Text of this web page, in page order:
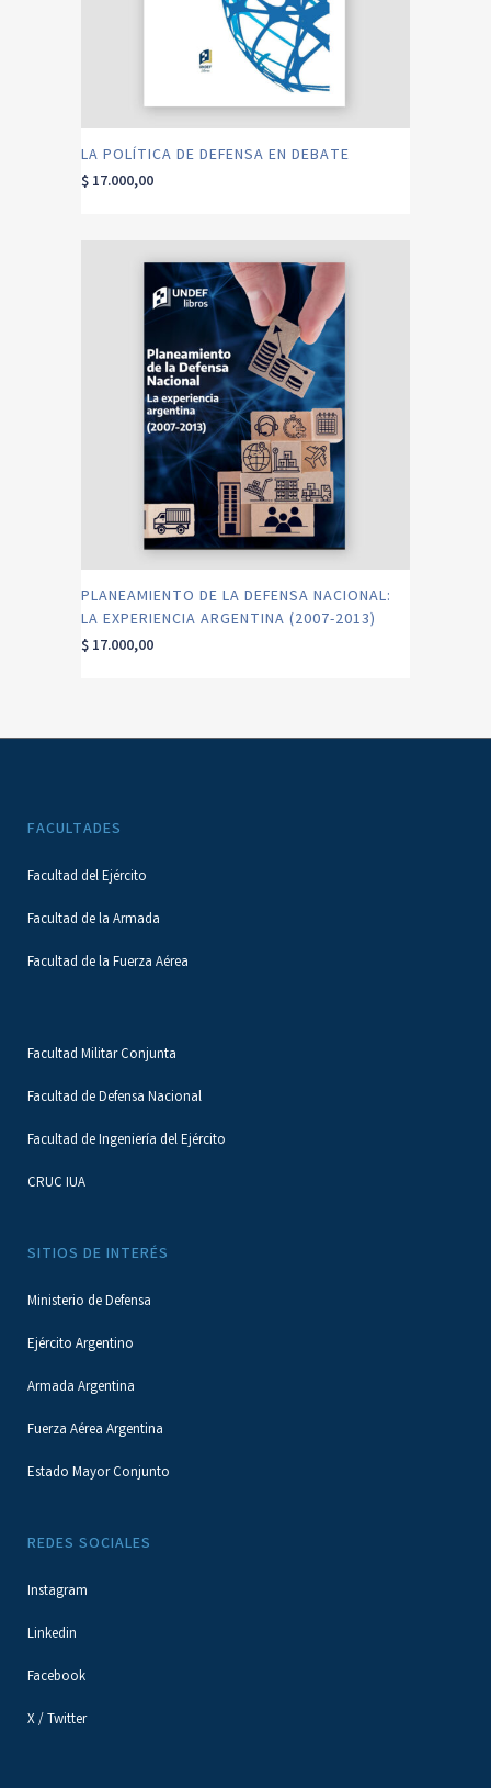
LA POLÍTICA DE DEFENSA EN DEBATE
$ 17.000,00
PLANEAMIENTO DE LA DEFENSA NACIONAL:
LA EXPERIENCIA ARGENTINA (2007-2013)
$ 17.000,00
FACULTADES
Facultad del Ejército
Facultad de la Armada
Facultad de la Fuerza Aérea
Facultad Militar Conjunta
Facultad de Defensa Nacional
Facultad de Ingeniería del Ejército
CRUC IUA
SITIOS DE INTERÉS
Ministerio de Defensa
Ejército Argentino
Armada Argentina
Fuerza Aérea Argentina
Estado Mayor Conjunto
REDES SOCIALES
Instagram
Linkedin
Facebook
X / Twitter